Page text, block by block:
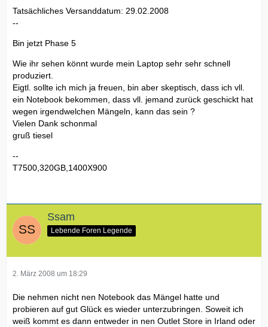
Tatsächliches Versanddatum: 29.02.2008
--
Bin jetzt Phase 5
Wie ihr sehen könnt wurde mein Laptop sehr sehr schnell
produziert.
Eigtl. sollte ich mich ja freuen, bin aber skeptisch, dass ich vll.
ein Notebook bekommen, dass vll. jemand zurück geschickt hat
wegen irgendwelchen Mängeln, kann das sein ?
Vielen Dank schonmal
gruß tiesel
--
T7500,320GB,1400X900
Ssam
Lebende Foren Legende
2. März 2008 um 18:29
Die nehmen nicht nen Notebook das Mängel hatte und
probieren auf gut Glück es wieder unterzubringen. Soweit ich
weiß kommt es dann entweder in nen Outlet Store in Irland oder